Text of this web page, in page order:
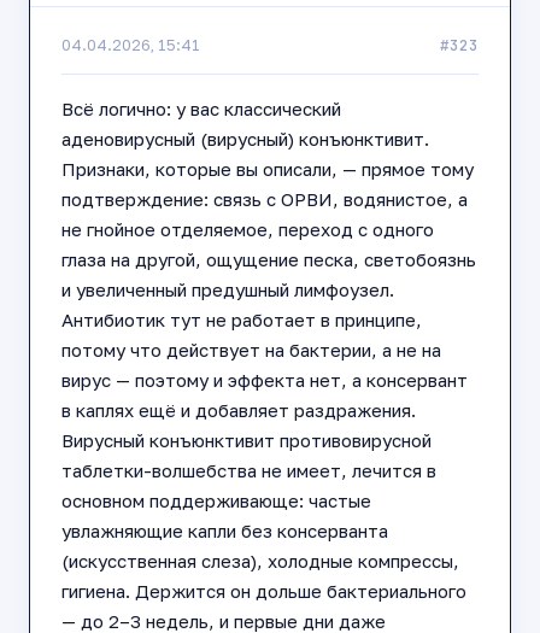
04.04.2026, 15:41 #323
Всё логично: у вас классический
аденовирусный (вирусный) конъюнктивит.
Признаки, которые вы описали, — прямое тому
подтверждение: связь с ОРВИ, водянистое, а
не гнойное отделяемое, переход с одного
глаза на другой, ощущение песка, светобоязнь
и увеличенный предушный лимфоузел.
Антибиотик тут не работает в принципе,
потому что действует на бактерии, а не на
вирус — поэтому и эффекта нет, а консервант
в каплях ещё и добавляет раздражения.
Вирусный конъюнктивит противовирусной
таблетки-волшебства не имеет, лечится в
основном поддерживающе: частые
увлажняющие капли без консерванта
(искусственная слеза), холодные компрессы,
гигиена. Держится он дольше бактериального
— до 2–3 недель, и первые дни даже